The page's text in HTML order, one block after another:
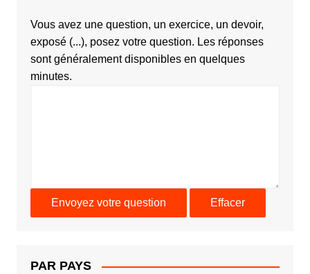
Vous avez une question, un exercice, un devoir,
exposé (...), posez votre question. Les réponses
sont généralement disponibles en quelques
minutes.
PAR PAYS